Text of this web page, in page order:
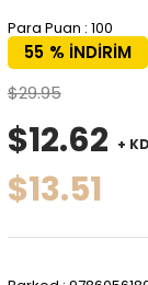
Para Puan : 100
%
55
İNDIRIM
$29.95
$12.62 +
$13.51